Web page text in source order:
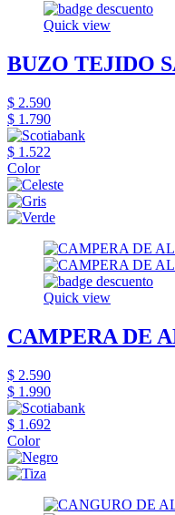
Quick view
BUZO TEJIDO
$ 2.590
$ 1.790
$ 1.522
Color
Quick view
CAMPERA DE
$ 2.590
$ 1.990
$ 1.692
Color